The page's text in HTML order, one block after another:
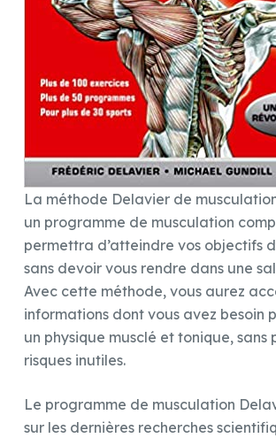
La méthode Delavier de
un programme de musculation
permettra d’atteindre vos objectifs
sans devoir vous rendre dans une
Avec cette méthode, vous aurez
informations dont vous avez besoin
un physique musclé et tonique, sans
risques inutiles.
Le programme de musculation
sur les dernières recherches